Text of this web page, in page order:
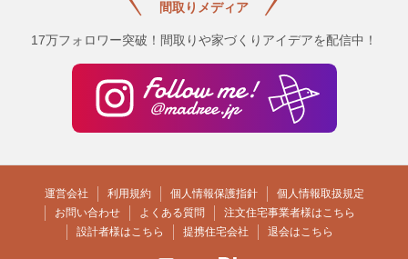
間取りメディア
17万フォロワー突破！間取りや家づくりアイデアを配信中！
運営会社 利用規約 個人情報保護指針
個人情報取扱規定
お問い合わせ
よくある質問
注文住宅事業者様はこちら
設計者様はこちら
提携住宅会社 退会はこちら